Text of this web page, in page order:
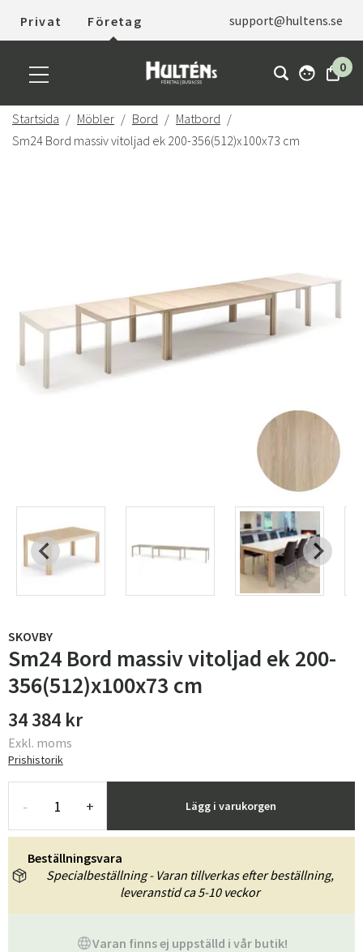
Privat Företag support@hultens.se
0
Startsida Möbler Bord
Matbord
Sm24 Bord massiv vitoljad ek 200-356(512)x100x73 cm
SKOVBY
Sm24 Bord massiv vitoljad ek 200-
356(512)x100x73 cm
34 384 kr
Exkl. moms
Prishistorik
- + Lägg i varukorgen
Varan finns ej uppställd i vår butik!
Beställningsvara
Specialbeställning - Varan tillverkas efter beställning,
leveranstid ca 5-10 veckor